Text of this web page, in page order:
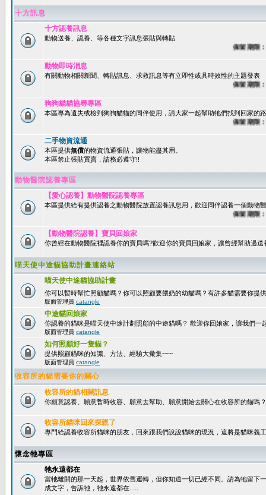
十方訊息
十方認養訊息
動物送養、認養、等各種文字訊息張貼與轉貼
保留期限：60
動物即時消息
有關動物相關新聞、轉貼訊息、求救訊息等有立即性或具時效性的主題發表
保留期限：45
狗狗貓貓協尋專區
本區專為遺失或檢到狗狗貓貓的同伴使用，請大家一起幫助牠們找到回家的
保留期限：60
二手物資流通
本區提供無償的物資流通張貼，讓物能盡其用。
本區禁止張貼買賣，請務必遵守!!
動物醫院認養專區
【愛心認養】動物醫院認養專區
本區提供給有提供認養之動物醫院放置認養訊息用，歡迎同伴認養一個動物
保留期限：60
【動物醫院認養】寶貝回娘家
你曾經在動物醫院裡認養你的寶貝嗎?歡迎你的寶貝回娘家，讓曾經幫助過
喵天使中途貓協助計畫連絡站
喵天使中途貓協助計畫
你可以暫時幫忙照顧貓嗎？你可以照顧要餵奶的幼貓嗎？有許多貓需要你提
版面管理員 catangle
中途貓回娘家
你認養的貓咪是喵天使中途計劃照顧的中途貓嗎？ 歡迎你回娘家，讓我們一
版面管理員 catangle
如何照顧好一隻貓？
提供照顧貓咪的知識、方法、經驗大彙集~~~
版面管理員 catangle
收容所的貓需要你的關心
收容所的貓相關訊息
你願意認養、願意暫時收容、願意去幫助、願意開始去關心在收容所的貓嗎？
收容所貓咪回來探親了
專門給認養收容所貓咪的朋友，回來跟我們說說貓咪的現況，這將是貓咪義
懷念牠專區
牠永遠都在
當牠離開的那一天起，世界依舊運轉，但你知道一切已經不同。請為牠留下
成文字，告訴牠，牠永遠都在.....